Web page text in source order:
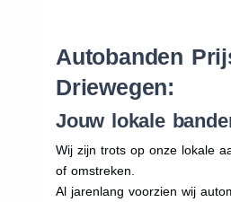
Autobanden
Driewegen:
Jouw lokale
Wij zijn trots op onze lokale
of omstreken.
Al jarenlang voorzien wij